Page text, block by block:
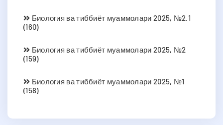
Биология ва тиббиёт муаммолари 2025, №2.1
(160)
Биология ва тиббиёт муаммолари 2025, №2
(159)
Биология ва тиббиёт муаммолари 2025, №1
(158)